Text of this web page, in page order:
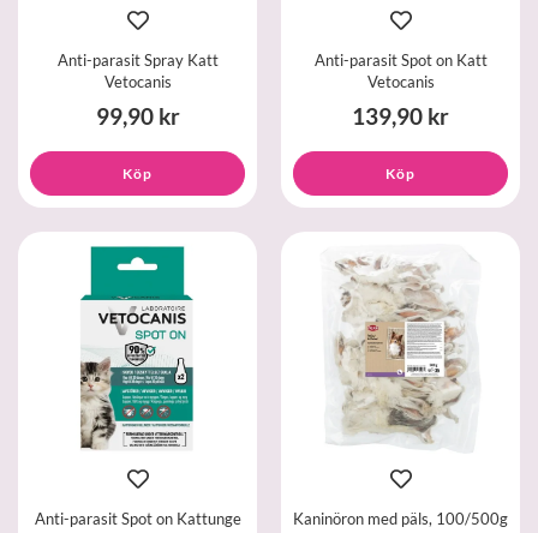
Anti-parasit Spray Katt
Vetocanis
99,90 kr
Köp
Anti-parasit Spot on Katt
Vetocanis
139,90 kr
Köp
Anti-parasit Spot on Kattunge
Kaninöron med päls, 100/500g